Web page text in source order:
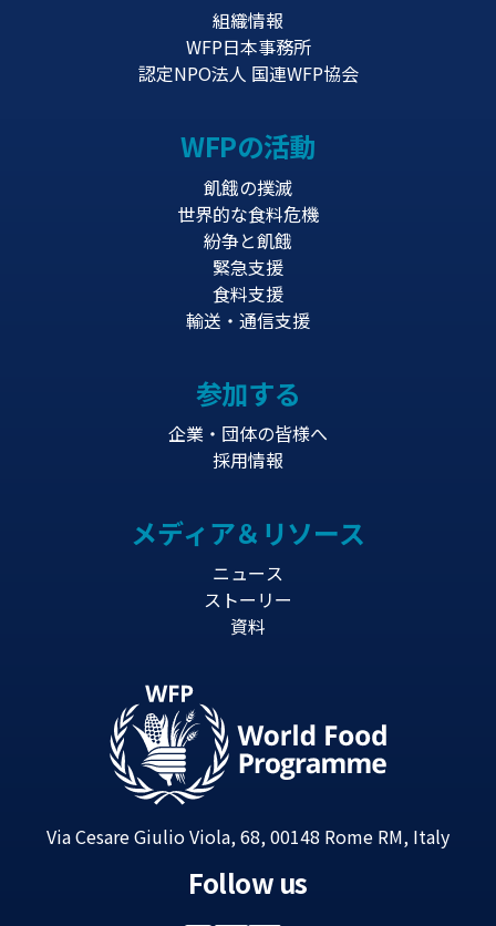
組織情報
WFP日本事務所
認定NPO法人 国連WFP協会
WFPの活動
飢餓の撲滅
世界的な食料危機
紛争と飢餓
緊急支援
食料支援
輸送・通信支援
参加する
企業・団体の皆様へ
採用情報
メディア＆リソース
ニュース
ストーリー
資料
Via Cesare Giulio Viola, 68, 00148 Rome RM, Italy
Follow us